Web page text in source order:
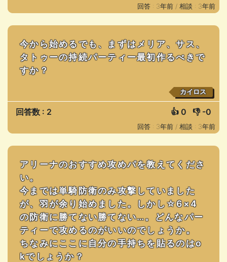
回答 : 3年前 / 相談 : 3年前
今から始めるでも、まずはメリア、サス、
タトゥーの持続パーティー最初作るべきで
すか？
カイロス
回答数 : 2 👍 0 👎 -0
回答 : 3年前 / 相談 : 3年前
アリーナのおすすめ攻めパを教えてくださ
い。
今までは単騎防衛のみ攻撃していました
が、羽が余り始めました。しかし☆6×4
の防衛に勝てない勝てない…。どんなパー
ティーで攻めるのがいいのでしょうか。
ちなみにここに自分の手持ちを貼るのはo
kでしょうか？